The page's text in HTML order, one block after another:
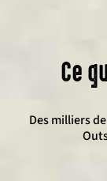
Ce
Des milliers